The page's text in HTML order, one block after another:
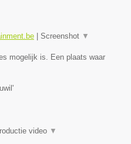
Screenshot ▼
mogelijk is. Een plaats waar
video ▼